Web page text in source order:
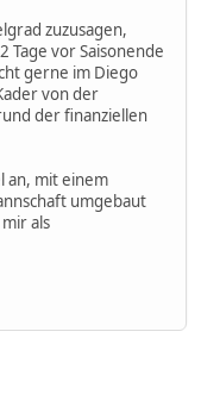
zuzusagen,
Tage vor Saisonende
gerne im Diego
von der
der finanziellen
an, mit einem
umgebaut
als